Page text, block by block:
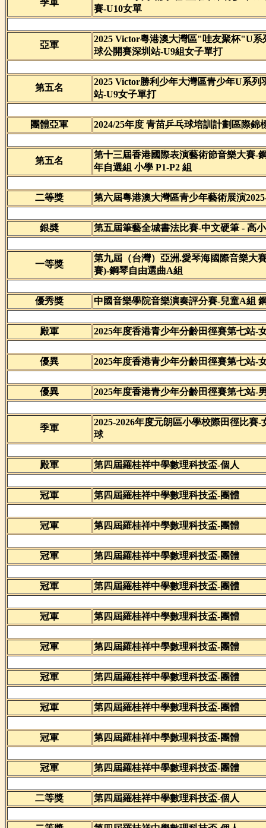
季軍
賽-U10女單
亞軍
2025 Victor粵港澳大灣區"哇友聚杯"U系
球公開賽深圳站-U9組女子單打
第五名
2025 Victor勝利少年大灣區青少年U系列
站-U9女子單打
團體亞軍 2024/25年度 青苗乒乓球培訓計劃區際錦
第五名
第十三屆香港國際表演藝術節音樂大賽-
年自選組 小學 P1-P2 組
二等獎 第六屆粵港澳大灣區青少年藝術展演
銀奬 第五屆筆藝全城書法比賽-中文硬筆 - 高
一等獎
第九屆（台灣）亞洲.愛琴海國際音樂大
賽)-鋼琴自由選曲A組
優秀獎 中國音樂學院音樂演奏評分賽-兒童A組
殿軍 2025年度香港青少年分齡田徑賽第七站-
優異 2025年度香港青少年分齡田徑賽第七站-
優異 2025年度香港青少年分齡田徑賽第七站-
季軍
2025-2026年度元朗區小學校際田徑比賽-
球
殿軍 第四屆羅桂祥中學數理科技盃-個人
冠軍 第四屆羅桂祥中學數理科技盃-團體
冠軍 第四屆羅桂祥中學數理科技盃-團體
冠軍 第四屆羅桂祥中學數理科技盃-團體
冠軍 第四屆羅桂祥中學數理科技盃-團體
冠軍 第四屆羅桂祥中學數理科技盃-團體
冠軍 第四屆羅桂祥中學數理科技盃-團體
冠軍 第四屆羅桂祥中學數理科技盃-團體
冠軍 第四屆羅桂祥中學數理科技盃-團體
冠軍 第四屆羅桂祥中學數理科技盃-團體
冠軍 第四屆羅桂祥中學數理科技盃-團體
二等獎 第四屆羅桂祥中學數理科技盃-個人